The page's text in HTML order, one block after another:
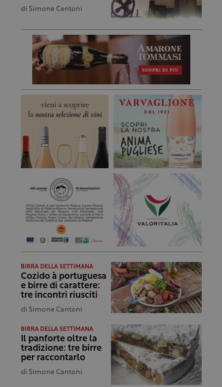
di Simone Cantoni
BIRRA DELLA SETTIMANA
Cozido à portuguesa
e birre di carattere:
tre incontri riusciti
di Simone Cantoni
BIRRA DELLA SETTIMANA
Il panforte oltre la
tradizione: tre birre
per raccontarlo
di Simone Cantoni